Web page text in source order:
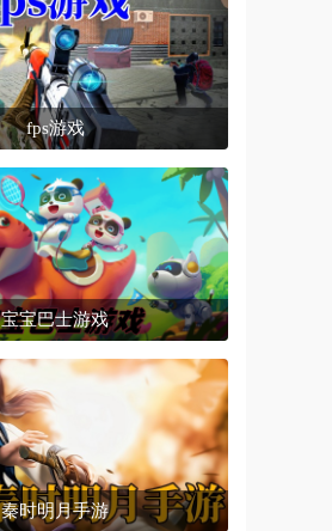
fps游戏
宝宝巴士游戏
秦时明月手游